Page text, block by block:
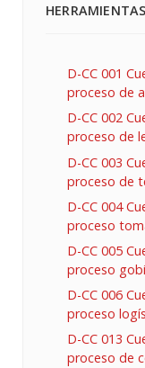
D-CC 001
proceso de
D-CC 002
proceso de
D-CC 003
proceso de
D-CC 004
proceso
D-CC 005
proceso
D-CC 006
proceso
D-CC 013
proceso de